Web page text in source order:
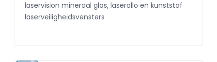
laservision mineraal glas, laserollo en kunststof
laserveiligheidsvensters
laservision mineraal glas, laserollo en kunststof
laserveiligheidsvensters